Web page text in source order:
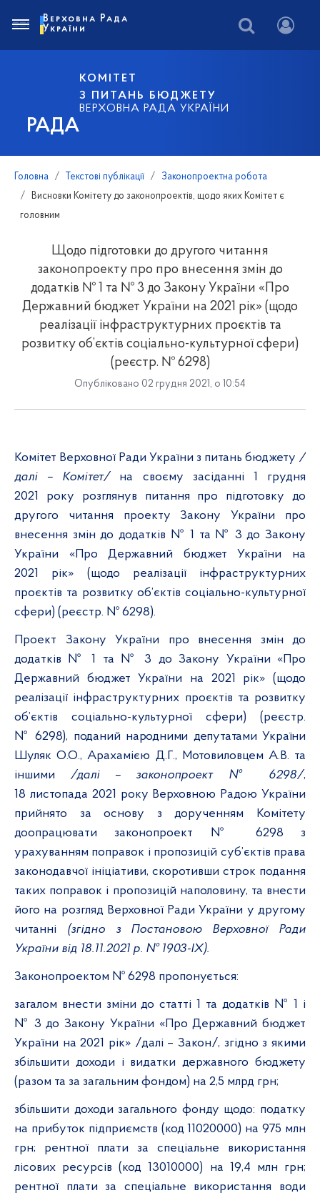
РАДА
КОМІТЕТ
З ПИТАНЬ БЮДЖЕТУ
ВЕРХОВНА РАДА УКРАЇНИ
Верховна Рада
України
Головна Текстові публікації
Законопроектна робота
Висновки Комітету до законопроектів, щодо яких Комітет є
головним
Щодо підготовки до другого читання
законопроекту про про внесення змін до
додатків № 1 та № 3 до Закону України «Про
Державний бюджет України на 2021 рік» (щодо
реалізації інфраструктурних проєктів та
розвитку об’єктів соціально-культурної сфери)
(реєстр. № 6298)
Опубліковано 02 грудня 2021, о 10:54
Комітет Верховної Ради України з питань бюджету /
далі – Комітет/на своєму засіданні 1 грудня
2021 року розглянув питання про підготовку до
другого читання проекту Закону України про
внесення змін до додатків № 1 та № 3 до Закону
України «Про Державний бюджет України на
2021 рік» (щодо реалізації інфраструктурних
проєктів та розвитку об’єктів соціально-культурної
сфери) (реєстр. № 6298).
Проект Закону України про внесення змін до
додатків № 1 та № 3 до Закону України «Про
Державний бюджет України на 2021 рік» (щодо
реалізації інфраструктурних проєктів та розвитку
об’єктів соціально-культурної сфери) (реєстр.
№ 6298), поданий народними депутатами України
Шуляк О.О., Арахамією Д.Г., Мотовиловцем А.В. та
іншими
/далі – законопроект № 6298/,
18 листопада 2021 року Верховною Радою України
прийнято за основу з дорученням Комітету
доопрацювати законопроект № 6298
з
урахуванням поправок і пропозицій суб’єктів права
законодавчої ініціативи, скоротивши строк подання
таких поправок і пропозицій наполовину, та внести
його на розгляд Верховної Ради України у другому
читанні (згідно з Постановою Верховної Ради
України від 18.11.2021 р. № 1903-ІХ).
Законопроектом № 6298 пропонується:
загалом внести зміни до статті 1 та додатків № 1 і
№ 3 до Закону України «Про Державний бюджет
України на 2021 рік» /далі – Закон/, згідно з якими
збільшити доходи і видатки державного бюджету
(разом та за загальним фондом) на 2,5 млрд грн;
збільшити доходи загального фонду щодо: податку
на прибуток підприємств (код 11020000) на 975 млн
грн; рентної плати за спеціальне використання
лісових ресурсів (код 13010000) на 19,4 млн грн;
рентної плати за спеціальне використання води